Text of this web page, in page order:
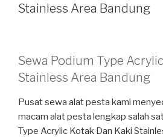
Stainless Area Bandung
Sewa Podium Type
Stainless Area Bandung
Pusat sewa alat pesta kami
macam alat pesta lengkap salah
Type Acrylic Kotak Dan Kaki